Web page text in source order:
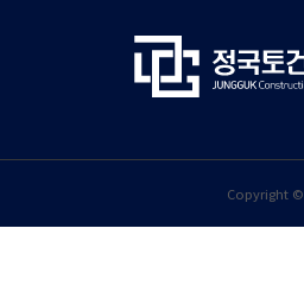
Copyright ©